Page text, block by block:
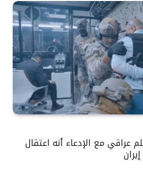
عراقي مع الإدعاء أنه اعتقال